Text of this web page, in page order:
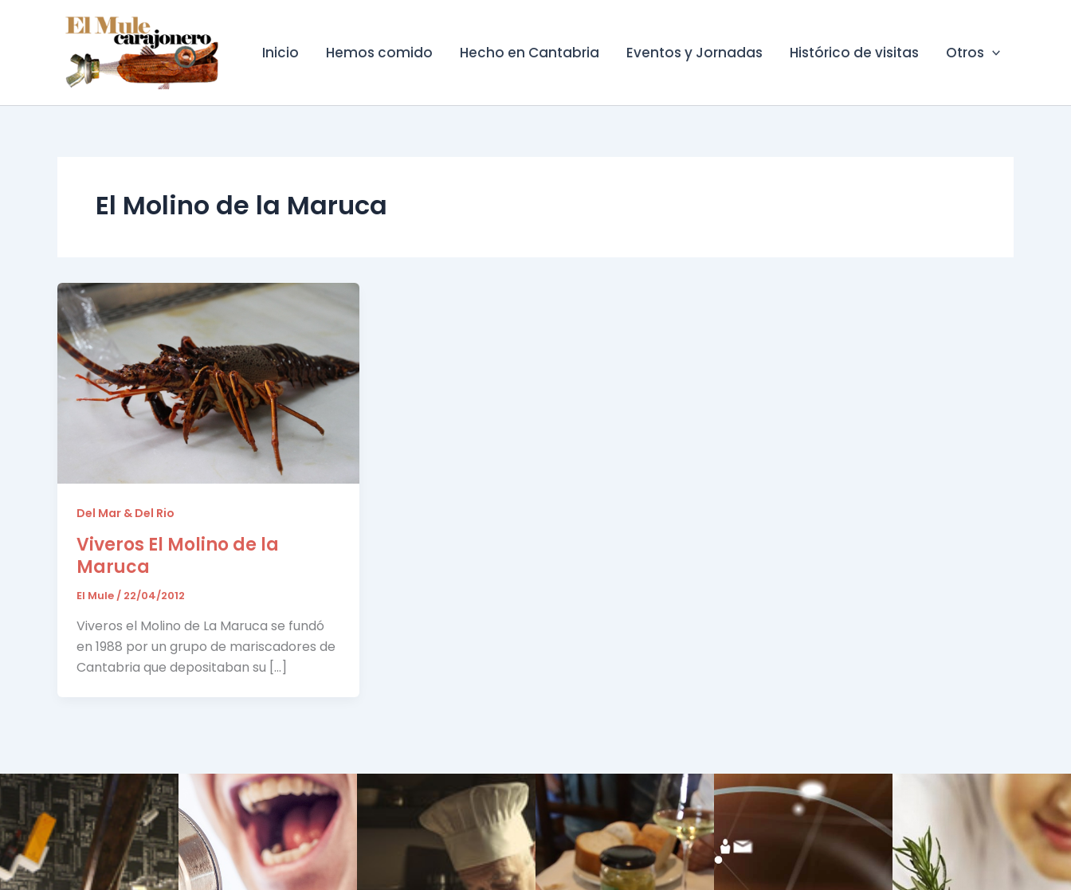
Inicio Hemos comido Hecho en Cantabria Eventos y Jornadas Histórico de visitas Otros
El Molino de la Maruca
Del Mar & Del Rio
Viveros El Molino de la
Maruca
El Mule/ 22/04/2012
Viveros el Molino de La Maruca se fundó
en 1988 por un grupo de mariscadores de
Cantabria que depositaban su […]